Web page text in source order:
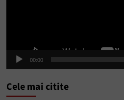
00:00
Cele mai citite